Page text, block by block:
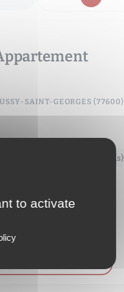
SAINT-GEORGES (77600)
2 chambre(s)
consulter
to activate